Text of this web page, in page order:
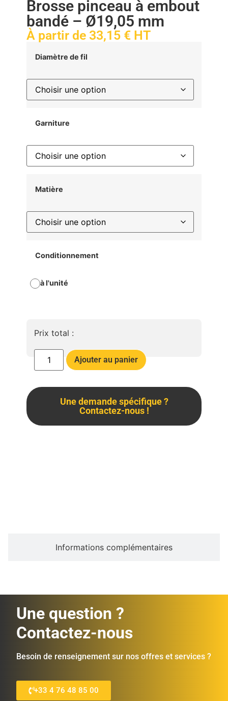
Brosse pinceau à embout
bandé – Ø19,05 mm
À partir de 33,15 € HT
Diamètre de fil
Garniture
Matière
Conditionnement
à l'unité
Prix total :
Ajouter au panier
Une demande spécifique ?
Contactez-nous !
Informations complémentaires
Une question ?
Contactez-nous
Besoin de renseignement sur nos offres et services ?
+33 4 76 48 85 00